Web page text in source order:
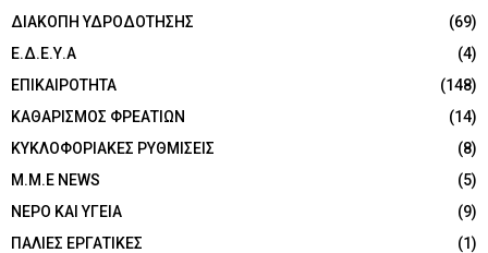
ΔΙΑΚΟΠΗ ΥΔΡΟΔΟΤΗΣΗΣ
(69)
Ε.Δ.Ε.Υ.Α
(4)
ΕΠΙΚΑΙΡΟΤΗΤΑ
(148)
ΚΑΘΑΡΙΣΜΟΣ ΦΡΕΑΤΙΩΝ
(14)
ΚΥΚΛΟΦΟΡΙΑΚΕΣ ΡΥΘΜΙΣΕΙΣ
(8)
Μ.Μ.Ε NEWS
(5)
ΝΕΡΟ ΚΑΙ ΥΓΕΙΑ
(9)
ΠΑΛΙΕΣ ΕΡΓΑΤΙΚΕΣ
(1)